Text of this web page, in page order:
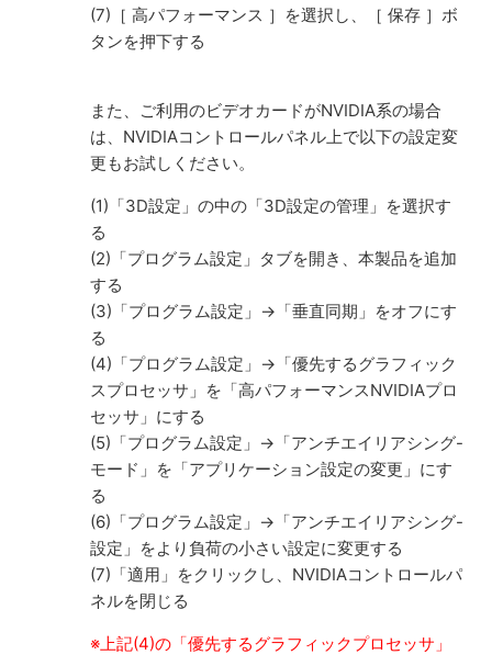
(7)［ 高パフォーマンス ］を選択し、［ 保存 ］ボ
タンを押下する
また、ご利用のビデオカードがNVIDIA系の場合
は、NVIDIAコントロールパネル上で以下の設定変
更もお試しください。
(1)「3D設定」の中の「3D設定の管理」を選択す
る
(2)「プログラム設定」タブを開き、本製品を追加
する
(3)「プログラム設定」→「垂直同期」をオフにす
る
(4)「プログラム設定」→「優先するグラフィック
スプロセッサ」を「高パフォーマンスNVIDIAプロ
セッサ」にする
(5)「プログラム設定」→「アンチエイリアシング-
モード」を「アプリケーション設定の変更」にす
る
(6)「プログラム設定」→「アンチエイリアシング-
設定」をより負荷の小さい設定に変更する
(7)「適用」をクリックし、NVIDIAコントロールパ
ネルを閉じる
※上記(4)の「優先するグラフィックプロセッサ」